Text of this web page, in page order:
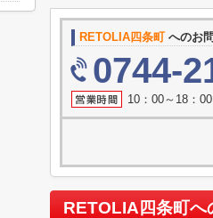
RETOLIA四条町へのお
0744-
10：00～18：
RETOLIA四条町へ